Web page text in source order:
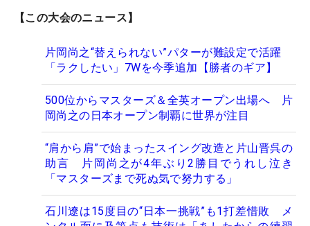
【この大会のニュース】
片岡尚之“替えられない”パターが難設定で活躍
「ラクしたい」7Wを今季追加【勝者のギア】
500位からマスターズ＆全英オープン出場へ 片
岡尚之の日本オープン制覇に世界が注目
“肩から肩”で始まったスイング改造と片山晋呉の
助言 片岡尚之が4年ぶり2勝目でうれし泣き
「マスターズまで死ぬ気で努力する」
石川遼は15度目の“日本一挑戦”も1打差惜敗 メ